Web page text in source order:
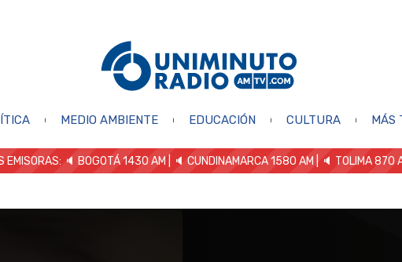
MEDIO AMBIENTE EDUCACIÓN CULTURA MÁS
EMISORAS: 🔈 BOGOTÁ 1430 AM | 🔈 CUNDINAMARCA 1580 AM | 🔈 TOLIMA 870